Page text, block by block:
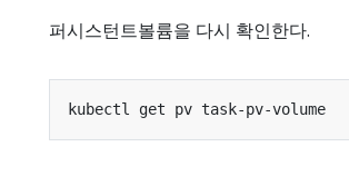
퍼시스턴트볼륨을 다시 확인한다.